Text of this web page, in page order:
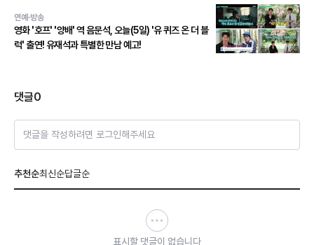
연예·방송
영화 '호프' '양배' 역 음문석, 오늘(5일) '유 퀴즈 온 더 블
럭' 출연! 유재석과 특별한 만남 예고!
댓글0
댓글을 작성하려면 로그인해주세요
추천순최신순답글순
표시할 댓글이 없습니다